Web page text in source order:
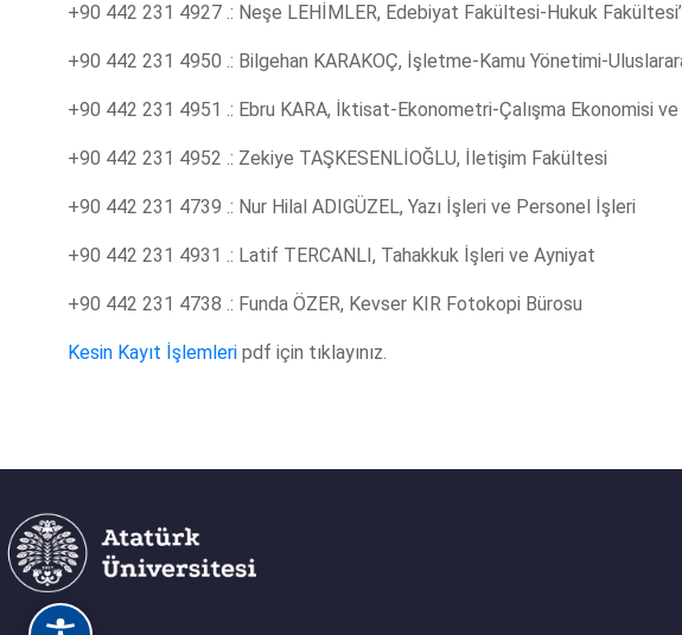
+90 442 231 4927 .: Neşe LEHİMLER, Edebiyat Fakültesi-Hukuk
+90 442 231 4950 .: Bilgehan KARAKOÇ, İşletme-Kamu Yönetimi-
+90 442 231 4951 .: Ebru KARA, İktisat-Ekonometri-Çalışma Ekonomisi
+90 442 231 4952 .: Zekiye TAŞKESENLİOĞLU, İletişim Fakültesi
+90 442 231 4739 .: Nur Hilal ADIGÜZEL, Yazı İşleri ve Personel İşleri
+90 442 231 4931 .: Latif TERCANLI, Tahakkuk İşleri ve Ayniyat
+90 442 231 4738 .: Funda ÖZER, Kevser KIR Fotokopi Bürosu
Kesin Kayıt İşlemleri pdf için tıklayınız.